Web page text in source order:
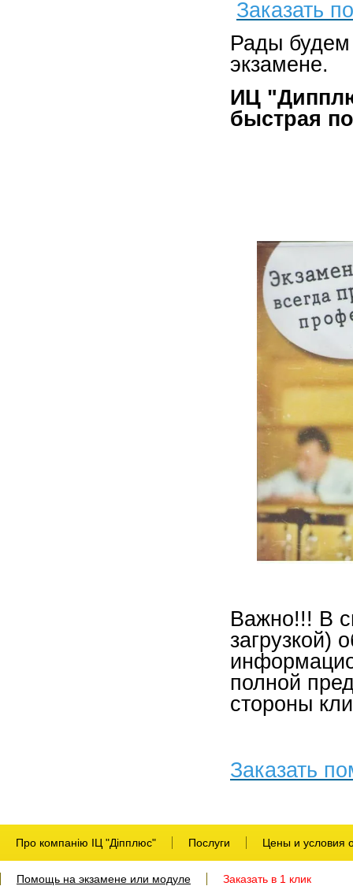
Заказать
Рады
экзамене.
ИЦ
быстрая
Важно!!! В
полной
стороны
Заказать
Про компанію ІЦ "Діпплюс" Послуги Цены и условия
Помощь на экзамене или модуле Заказать в 1 клик